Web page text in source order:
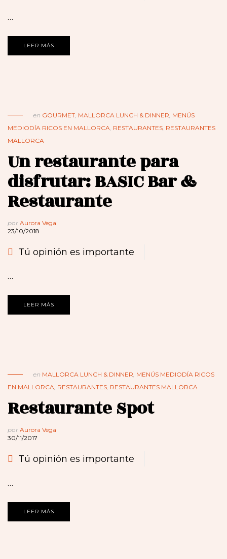
…
LEER MÁS
en GOURMET, MALLORCA LUNCH & DINNER, MENÚS
MEDIODÍA RICOS EN MALLORCA, RESTAURANTES, RESTAURANTES
MALLORCA
Un restaurante para
disfrutar: BASIC Bar &
Restaurante
por Aurora Vega
23/10/2018
Tú opinión es importante
…
LEER MÁS
en MALLORCA LUNCH & DINNER, MENÚS MEDIODÍA RICOS
EN MALLORCA, RESTAURANTES, RESTAURANTES MALLORCA
Restaurante Spot
por Aurora Vega
30/11/2017
Tú opinión es importante
…
LEER MÁS